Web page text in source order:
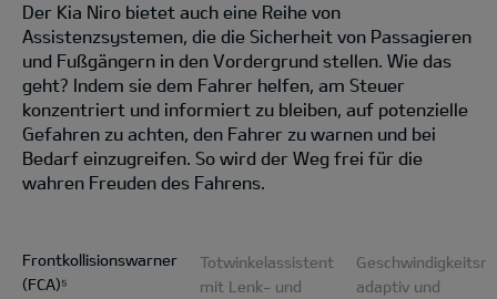
Der Kia Niro bietet auch eine Reihe von
Assistenzsystemen, die die Sicherheit von Passagieren
und Fußgängern in den Vordergrund stellen. Wie das
geht? Indem sie dem Fahrer helfen, am Steuer
konzentriert und informiert zu bleiben, auf potenzielle
Gefahren zu achten, den Fahrer zu warnen und bei
Bedarf einzugreifen. So wird der Weg frei für die
wahren Freuden des Fahrens.
Frontkollisionswarner
(FCA)⁵
Totwinkelassistent
mit Lenk- und
adaptiv und